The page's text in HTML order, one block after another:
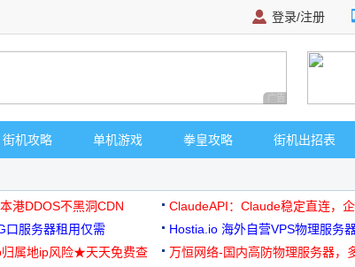
登录/注册
广告 商业广告，理
街机攻略 单机游戏 拳皇攻略 街机出招表
港DDOS不黑洞CDN
ClaudeAPI：Claude稳定直连，
口服务器租用仅需
Hostia.io 海外自营VPS物理服务
属地ip风险★天天免费查
万恒网络-国内高防物理服务器，